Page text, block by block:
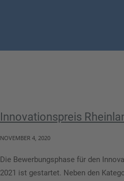
Innovationspreis
NOVEMBER 4, 2020
Die Bewerbungsphase für den
2021 ist gestartet. Neben den